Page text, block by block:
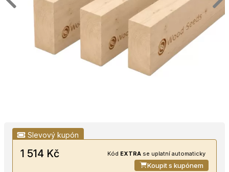
Slevový kupón
1 514 Kč Kód EXTRA se uplatní automaticky
Koupit s kupónem